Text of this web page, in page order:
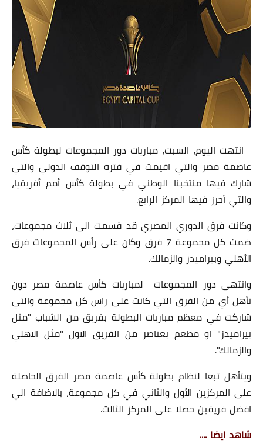
انتهت اليوم، السبت، مباريات دور المجموعات لبطولة كأس
عاصمة مصر والتي اقيمت في فترة التوقف الدولي والتي
شارك فيها منتخبنا الوطني في بطولة كأس أمم أفريقيا،
والتي أحرز فيها المركز الرابع.
وكانت فرق الدوري المصري قد قسمت الى ثلاث مجموعات،
ضمت كل مجموعة 7 فرق وكان على رأس المجموعات فرق
الأهلي وبيراميدز والزمالك.
وانتهى دور المجموعات لمباريات كأس عاصمة مصر دون
تأهل أي من الفرق التي كانت على راس كل مجموعة والتي
شاركت في معظم مباريات البطولة بفريق من الشباب "مثل
بيراميدز" او مطعم بعناصر من الفريق الاول "مثل الاهلي
والزمالك".
ويتأهل تبعا لنظام بطولة كأس عاصمة مصر الفرق الحاصلة
على المركزين الأول والثاني في كل مجموعة، بالاضافة الي
افضل فريقين حصلا على المركز الثالث.
شاهد ايضا ....